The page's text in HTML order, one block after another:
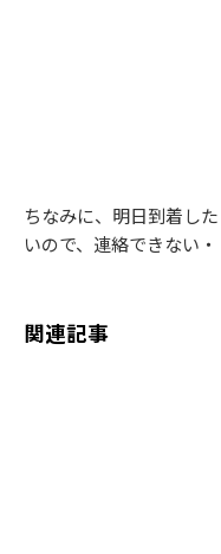
ちなみに、明日到着し
いので、連絡できない・
関連記事